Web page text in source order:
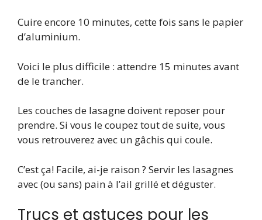
Cuire encore 10 minutes, cette fois sans le papier
d’aluminium.
Voici le plus difficile : attendre 15 minutes avant
de le trancher.
Les couches de lasagne doivent reposer pour
prendre. Si vous le coupez tout de suite, vous
vous retrouverez avec un gâchis qui coule.
C’est ça! Facile, ai-je raison ? Servir les lasagnes
avec (ou sans) pain à l’ail grillé et déguster.
Trucs et astuces pour les